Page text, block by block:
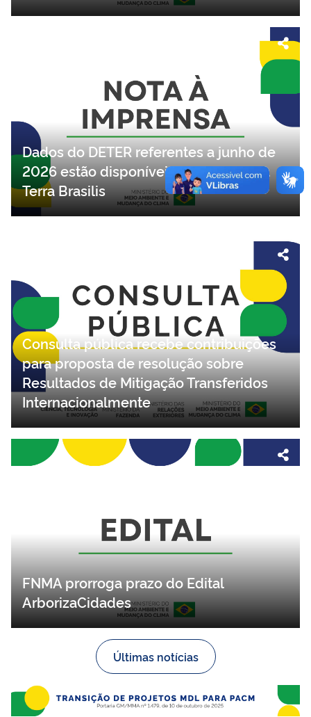
Dados do DETER referentes a junho de
2026 estão disponíveis na plataforma
Terra Brasilis
Consulta pública recebe contribuições
para proposta de resolução sobre
Resultados de Mitigação Transferidos
Internacionalmente
FNMA prorroga prazo do Edital
ArborizaCidades
Últimas notícias